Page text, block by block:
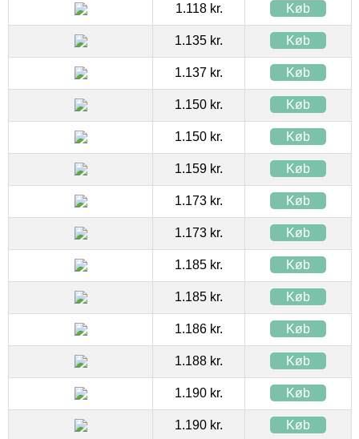
1.118 kr. Køb
1.135 kr. Køb
1.137 kr. Køb
1.150 kr. Køb
1.150 kr. Køb
1.159 kr. Køb
1.173 kr. Køb
1.173 kr. Køb
1.185 kr. Køb
1.185 kr. Køb
1.186 kr. Køb
1.188 kr. Køb
1.190 kr. Køb
1.190 kr. Køb